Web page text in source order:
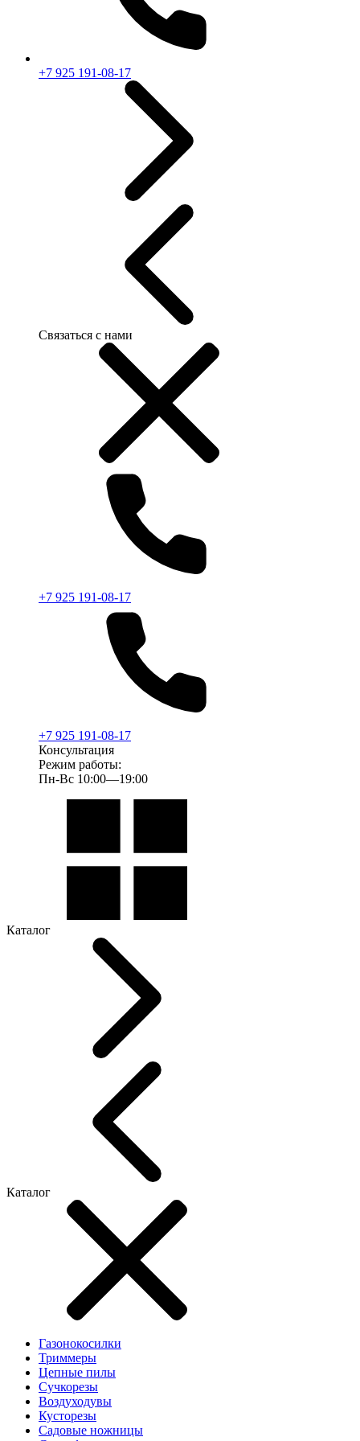
+7 925 191-08-17
Связаться с нами
+7 925 191-08-17
+7 925 191-08-17
Консультация
Режим работы:
Пн-Вс 10:00—19:00
Каталог
Каталог
Газонокосилки
Триммеры
Цепные пилы
Cучкорезы
Воздуходувы
Кусторезы
Садовые ножницы